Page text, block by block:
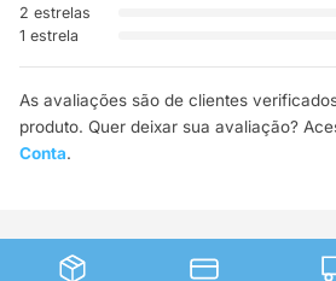
2 estrelas
1 estrela
As avaliações são de clientes
produto. Quer deixar sua avaliação?
Conta.